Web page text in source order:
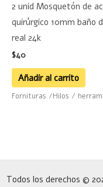
2 unid Mosquetón de
quirúrgico 10mm baño
real 24k
$40
Añadir al carrito
Fornituras /Hilos /
Todos los derechos ©